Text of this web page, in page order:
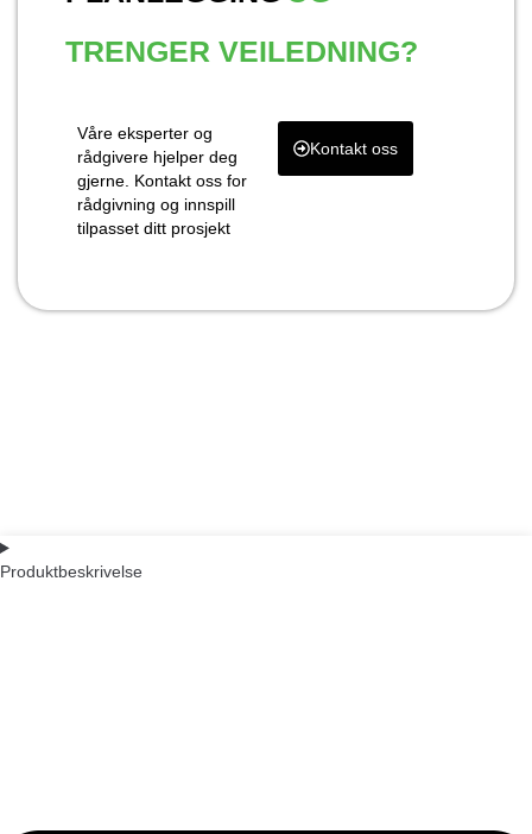
TRENGER VEILEDNING?
Våre eksperter og
rådgivere hjelper deg
gjerne. Kontakt oss for
rådgivning og innspill
tilpasset ditt prosjekt
Kontakt oss
Produktbeskrivelse